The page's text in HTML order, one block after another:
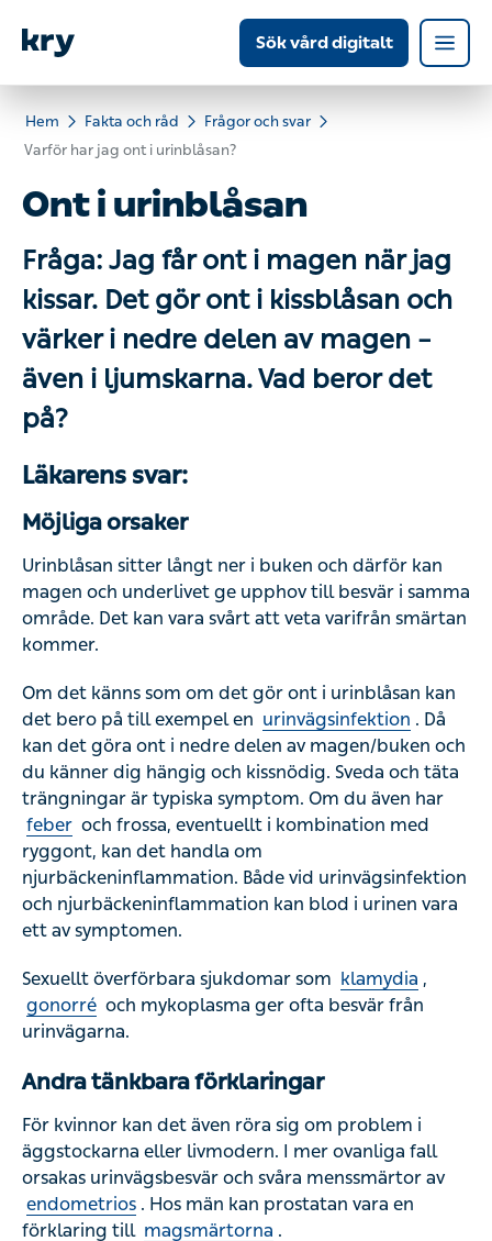
Sök vård digitalt
Hem Fakta och råd
Frågor och svar
Varför har jag ont i urinblåsan?
Ont i urinblåsan
Fråga: Jag får ont i magen när jag
kissar. Det gör ont i kissblåsan och
värker i nedre delen av magen –
även i ljumskarna. Vad beror det
på?
Läkarens svar:
Möjliga orsaker
Urinblåsan sitter långt ner i buken och därför kan magen
och underlivet ge upphov till besvär i samma område. Det
kan vara svårt att veta varifrån smärtan kommer.
bero på till exempel en urinvägsinfektion. Då kan det
göra ont i nedre delen av magen/buken och du känner dig
hängig och kissnödig. Sveda och täta trängningar är
typiska symptom. Om du även harfeber och frossa,
eventuellt i kombination med ryggont, kan det handla om
njurbäckeninflammation. Både vid urinvägsinfektion och
njurbäckeninflammation kan blod i urinen vara ett av
symptomen.
Sexuellt överförbara sjukdomar som
Andra tänkbara förklaringar
äggstockarna eller livmodern. I mer ovanliga fall orsakas
Hos män kan prostatan vara en förklaring till
magsmärtorna .
Njurstenoch bråck kan göra ont i nedre delen av magen
och ljumskarna. Vid njursten har du antagligen redan haft